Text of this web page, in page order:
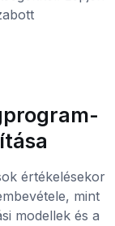
értékelésekor
mint
modellek és a